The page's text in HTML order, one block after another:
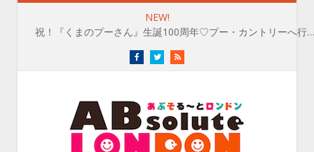
NEW!
祝！『くまのプーさん』生誕100周年♡プー・カントリーへ行こう♪
FacebookTwitterRSS